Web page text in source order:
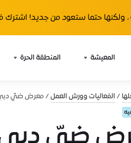
، ولكنها حتما ستعود من جديد! اشترك
المعيشة المنطقة الحرة
الفعاليات وورش العمل معرض ضيّ دبي